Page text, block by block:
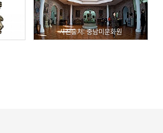
사진출처: 중남미문화원